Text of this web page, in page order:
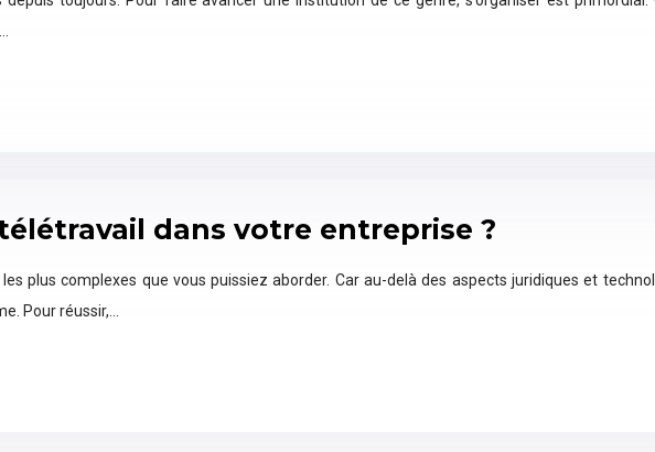
dans votre entreprise ?
plus complexes que vous puissiez aborder. Car au-delà des aspects juridiques et
Pour réussir,…